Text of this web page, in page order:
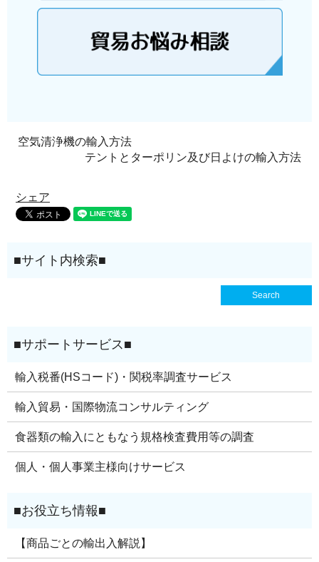
空気清浄機の輸入方法
テントとターポリン及び日よけの輸入方法
シェア
輸入税番(HSコード)・関税率調査サービス
輸入貿易・国際物流コンサルティング
食器類の輸入にともなう規格検査費用等の調査
個人・個人事業主様向けサービス
【商品ごとの輸出入解説】